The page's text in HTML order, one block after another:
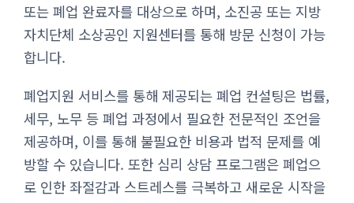
또는 폐업 완료자를 대상으로 하며, 소진공 또는 지방
자치단체 소상공인 지원센터를 통해 방문 신청이 가능
합니다.
폐업지원 서비스를 통해 제공되는 폐업 컨설팅은 법률,
세무, 노무 등 폐업 과정에서 필요한 전문적인 조언을
제공하며, 이를 통해 불필요한 비용과 법적 문제를 예
방할 수 있습니다. 또한 심리 상담 프로그램은 폐업으
로 인한 좌절감과 스트레스를 극복하고 새로운 시작을